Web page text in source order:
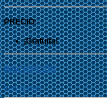
PRECIO:
¡Gratuita!
INSCRIPCIÓN
Inscripción